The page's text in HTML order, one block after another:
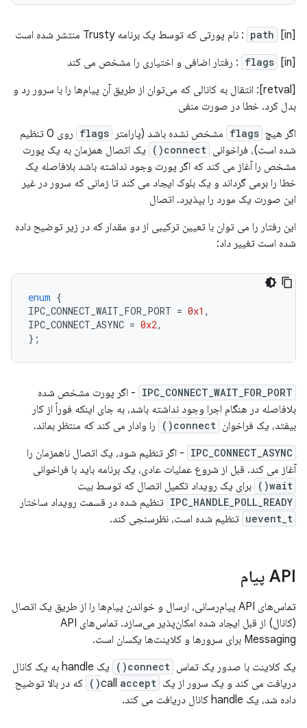
[in]
path : نام پورتی که توسط یک برنامه Trusty منتشر شده است
[in]
flags : رفتار اضافی و اختیاری را مشخص می کند
[retval]: انتقال به کانالی که می‌توان از طریق آن پیام‌ها را با سرور رد و
بدل کرد. خطا در صورت منفی
اگر هیچ flags مشخص نشده باشد (پارامتر flags
روی 0 تنظیم
شده است)، فراخوانی connect()
یک اتصال همزمان به یک پورت
مشخص را آغاز می کند که اگر پورت وجود نداشته باشد بلافاصله یک
خطا را برمی گرداند و یک بلوک ایجاد می کند تا زمانی که سرور در غیر
این صورت یک مورد را بپذیرد. اتصال
این رفتار را می توان با تعیین ترکیبی از دو مقدار که در زیر توضیح داده
شده است تغییر داد:
enum {
IPC_CONNECT_WAIT_FOR_PORT = 0x1 ,
IPC_CONNECT_ASYNC = 0x2,
};
IPC_CONNECT_WAIT_FOR_PORT - اگر پورت مشخص شده
بلافاصله در هنگام اجرا وجود نداشته باشد، به جای اینکه فوراً از کار
بیفتد، یک فراخوان connect() را وادار می کند که منتظر بماند.
IPC_CONNECT_ASYNC - اگر تنظیم شود، یک اتصال ناهمزمان را
آغاز می کند. قبل از شروع عملیات عادی، یک برنامه باید با فراخوانی
wait() برای یک رویداد تکمیل اتصال که توسط بیت
IPC_HANDLE_POLL_READY تنظیم شده در قسمت رویداد ساختار
uevent_t تنظیم شده است، نظرسنجی کند.
API پیام
تماس‌های API پیام‌رسانی، ارسال و خواندن پیام‌ها را از طریق یک اتصال
(کانال) از قبل ایجاد شده امکان‌پذیر می‌سازد. تماس‌های API
Messaging برای سرورها و کلاینت‌ها یکسان است.
یک کلاینت با صدور یک تماس connect()
یک handle به یک کانال
دریافت می کند و یک سرور از یک call accept()
که در بالا توضیح
داده شد، یک handle کانال دریافت می کند.